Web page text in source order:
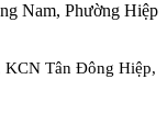
Nam, Phường Hiệp
KCN Tân Đông Hiệp,